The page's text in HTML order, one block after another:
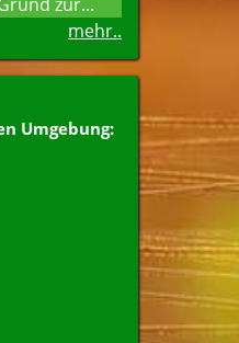
mehr..
Umgebung: